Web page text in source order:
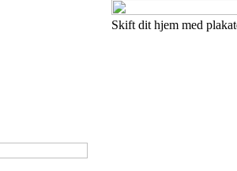
Skift dit hjem med